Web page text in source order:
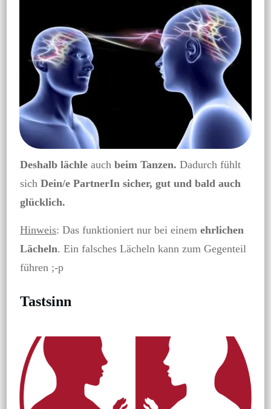
Deshalb lächleauch beim Tanzen.Dadurch fühlt
sichDein/e PartnerIn sicher, gut und bald auch
glücklich.
Hinweis: Das funktioniert nur bei einemehrlichen
Lächeln. Ein falsches Lächeln kann zum Gegenteil
führen ;-p
Tastsinn